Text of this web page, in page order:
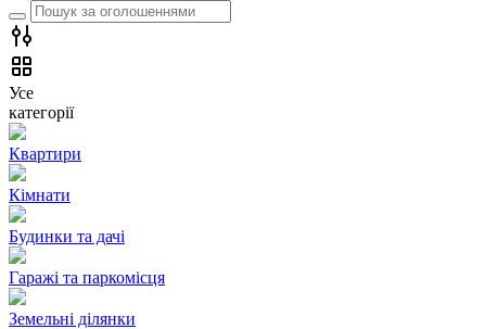
Усе
категорії
Квартири
Кімнати
Будинки та дачі
Гаражі та паркомісця
Земельні ділянки